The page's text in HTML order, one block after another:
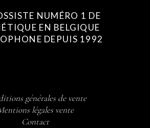
NUMÉRO 1 DE
EN BELGIQUE
DEPUIS 1992
générales de vente
légales vente
Contact